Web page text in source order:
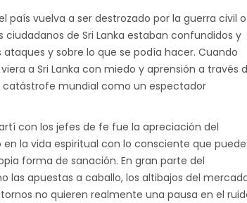
vuelva a ser destrozado por la guerra civil o
de Sri Lanka estaban confundidos y
y sobre lo que se podía hacer. Cuando
a Sri Lanka con miedo y aprensión a través
catástrofe mundial como un espectador
con los jefes de fe fue la apreciación del
la vida espiritual con lo consciente que puede
forma de sanación. En gran parte del
las apuestas a caballo, los altibajos del
no quieren realmente una pausa en el